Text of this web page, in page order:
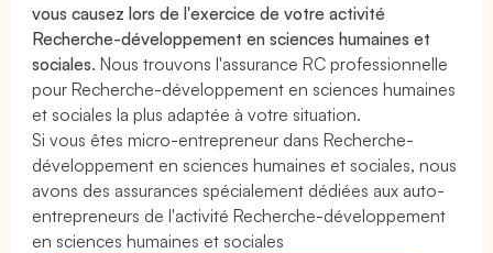
vous causez lors de l'exercice de votre activité
Recherche-développement en sciences humaines et
sociales. Nous trouvons l'assurance RC professionnelle
pour Recherche-développement en sciences humaines
et sociales la plus adaptée à votre situation.
Si vous êtes micro-entrepreneur dans Recherche-
développement en sciences humaines et sociales, nous
avons des assurances spécialement dédiées aux auto-
entrepreneurs de l'activité Recherche-développement
en sciences humaines et sociales